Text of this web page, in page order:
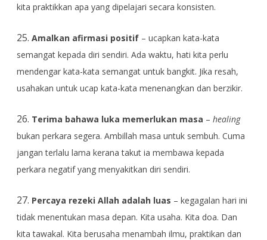
kita praktikkan apa yang dipelajari secara konsisten.
25. Amalkan afirmasi positif – ucapkan kata-kata
semangat kepada diri sendiri. Ada waktu, hati kita perlu
mendengar kata-kata semangat untuk bangkit. Jika resah,
usahakan untuk ucap kata-kata menenangkan dan berzikir.
26. Terima bahawa luka memerlukan masa – healing
bukan perkara segera. Ambillah masa untuk sembuh. Cuma
jangan terlalu lama kerana takut ia membawa kepada
perkara negatif yang menyakitkan diri sendiri.
27. Percaya rezeki Allah adalah luas – kegagalan hari ini
tidak menentukan masa depan. Kita usaha. Kita doa. Dan
kita tawakal. Kita berusaha menambah ilmu, praktikan dan